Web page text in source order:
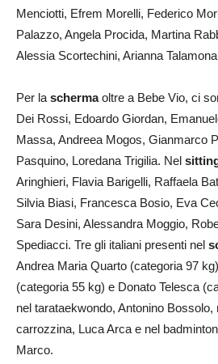
Menciotti, Efrem Morelli, Federico
Palazzo, Angela Procida, Martina
Alessia Scortechini, Arianna
Per la schermaoltre a Bebe Vio, ci
Dei Rossi, Edoardo Giordan,
Massa, Andreea Mogos, Gianmarco
Pasquino, Loredana Trigilia. Nel
Aringhieri, Flavia Barigelli, Raffaela
Silvia Biasi, Francesca Bosio, Eva
Sara Desini, Alessandra Moggio,
Spediacci. Tre gli italiani presenti nel
Andrea Maria Quarto (categoria 97
(categoria 55 kg) e Donato Telesca
nel tarataekwondo, Antonino Bossolo,
carrozzina, Luca Arca e nel
Marco.